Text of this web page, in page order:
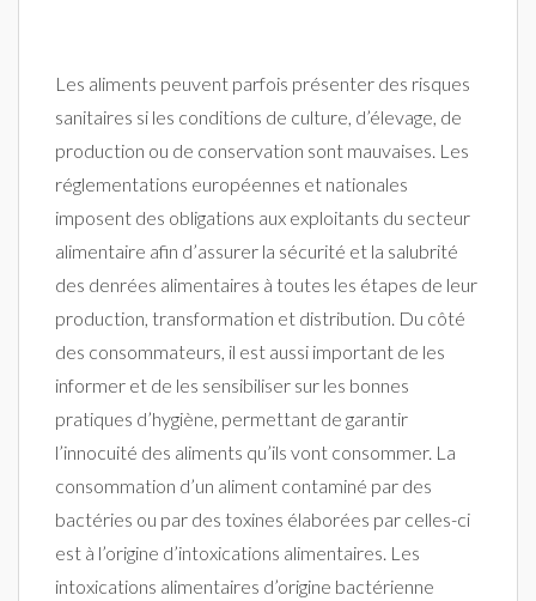
Les aliments peuvent parfois présenter des risques
sanitaires si les conditions de culture, d’élevage, de
production ou de conservation sont mauvaises. Les
réglementations européennes et nationales
imposent des obligations aux exploitants du secteur
alimentaire afin d’assurer la sécurité et la salubrité
des denrées alimentaires à toutes les étapes de leur
production, transformation et distribution. Du côté
des consommateurs, il est aussi important de les
informer et de les sensibiliser sur les bonnes
pratiques d’hygiène, permettant de garantir
l’innocuité des aliments qu’ils vont consommer. La
consommation d’un aliment contaminé par des
bactéries ou par des toxines élaborées par celles-ci
est à l’origine d’intoxications alimentaires. Les
intoxications alimentaires d’origine bactérienne